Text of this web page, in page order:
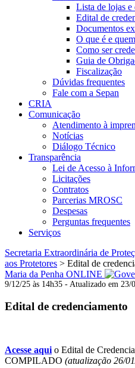
Lista de lojas e
Edital de
Documentos
O que é e
Como ser
Guia de
Fiscalização
Dúvidas frequentes
Fale com a Sepan
CRIA
Comunicação
Atendimento à
Notícias
Diálogo Técnico
Transparência
Lei de Acesso à
Licitações
Contratos
Parcerias MROSC
Despesas
Perguntas frequentes
Serviços
Secretaria Extraordinária de
aos Protetores > Edital de
Maria da Penha ONLINE
9/12/25 às 14h35 - Atualizado em 23/
Edital de credenciamento
Acesse aqui o Edital de
COMPILADO (atualização 26/